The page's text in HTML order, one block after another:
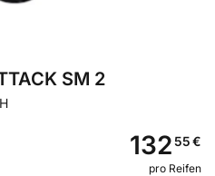
SM 2
13255€
pro Reifen